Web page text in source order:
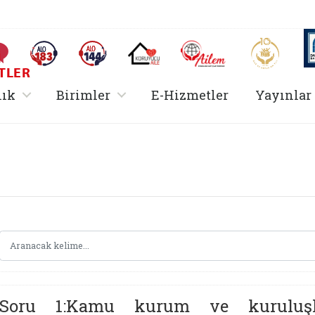
Sıkça Sorulan SorularAlo 183 (yeni sekmede açılır)Alo 144 (yeni sekmede açılır)Koruyucu Aile (yeni sekmede açılır)
AİLEM İletişim Aile ve
, alt menü içerir
Birimler, alt menü içerir
E-Hizmetler Yayınlar
Soru 1:Kamu kurum ve